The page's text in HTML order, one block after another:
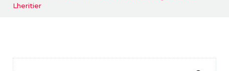
Lheritier